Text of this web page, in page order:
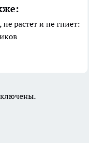
растет и не гниет: